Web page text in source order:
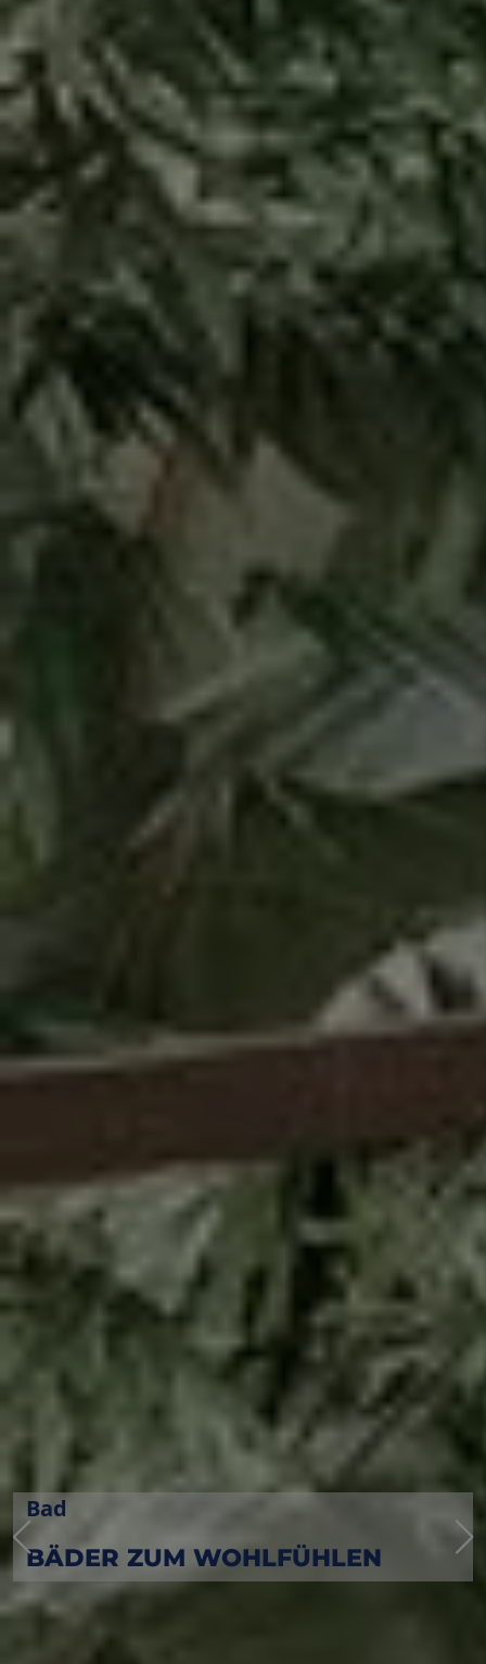
Haustechnik
MIT VERSTAND